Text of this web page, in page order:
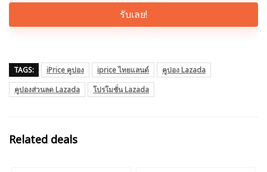
รับเลย!
TAGS: iPrice คูปอง iprice ไทยแลนด์
คูปอง Lazada
คูปองส่วนลด Lazada
โปรโมชั่น Lazada
Related deals